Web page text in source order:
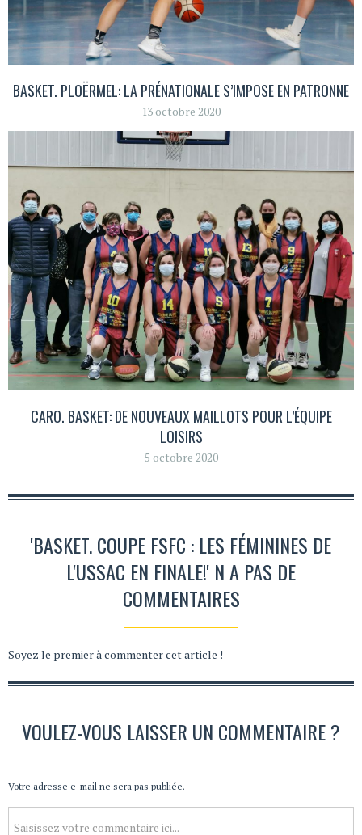
BASKET. PLOËRMEL: LA PRÉNATIONALE S’IMPOSE EN PATRONNE
13 octobre 2020
CARO. BASKET: DE NOUVEAUX MAILLOTS POUR L’ÉQUIPE
LOISIRS
5 octobre 2020
'BASKET. COUPE FSFC : LES FÉMININES DE
L'USSAC EN FINALE!' N A PAS DE
COMMENTAIRES
Soyez le premier à commenter cet article !
VOULEZ-VOUS LAISSER UN COMMENTAIRE ?
Votre adresse e-mail ne sera pas publiée.